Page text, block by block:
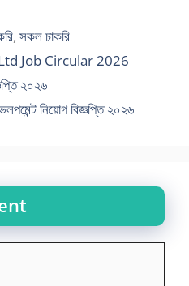
,সকল চাকরি
Job Circular 2026
২০২৬
নিয়োগ বিজ্ঞপ্তি ২০২৬